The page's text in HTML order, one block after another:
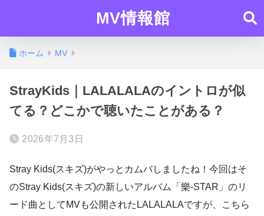
MV情報館
ホーム MV
StrayKids｜LALALALAのイントロが似
てる？どこかで聴いたことがある？
2026年7月3日
Stray Kids(スキズ)がやっとカムバしましたね！今回はそ
のStray Kids(スキズ)の新しいアルバム「樂-STAR」のリ
ード曲としてMVも公開されたLALALALAですが、こちら